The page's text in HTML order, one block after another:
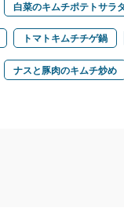
白菜のキムチポテトサラ
トマトキムチチゲ鍋
ナスと豚肉のキムチ炒め